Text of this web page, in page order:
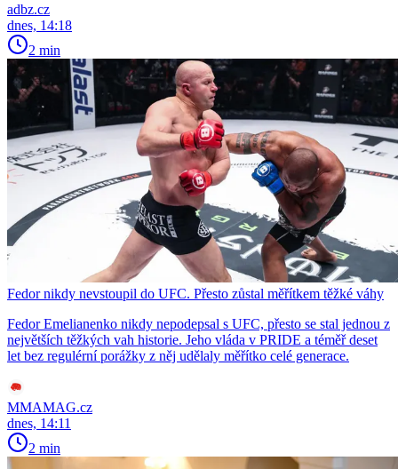
adbz.cz
dnes, 14:18
2 min
Fedor nikdy nevstoupil do UFC. Přesto zůstal měřítkem těžké váhy
Fedor Emelianenko nikdy nepodepsal s UFC, přesto se stal jednou z
největších těžkých vah historie. Jeho vláda v PRIDE a téměř deset
let bez regulérní porážky z něj udělaly měřítko celé generace.
MMAMAG.cz
dnes, 14:11
2 min